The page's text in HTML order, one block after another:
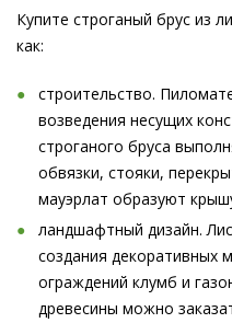
Купите строганый брус из
как:
строительство.
возведения несущих
строганого бруса
обвязки, стояки,
мауэрлат образуют
ландшафтный дизайн.
создания декоративных
ограждений клумб и
древесины можно